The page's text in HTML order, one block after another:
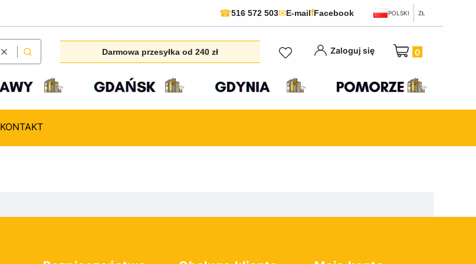
☎516 572 503✉E-mailfFacebook POLSKI ZŁ
WyczyśćSzukaj Darmowa przesyłka od 240 zł Zaloguj się Produkty w
KONTAKT